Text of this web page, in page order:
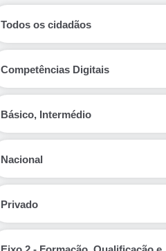
Todos os cidadãos
Competências Digitais
Básico, Intermédio
Nacional
Privado